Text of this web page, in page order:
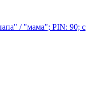
/ "мама"; PIN: 90; с